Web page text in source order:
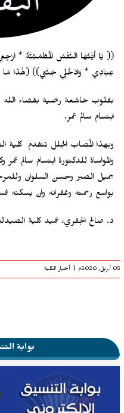
(( يَا أَيَّتُهَا النَّفْسُ الْمُطْمَئِنَّةُ *
عِبَادِي * وَادْخُلِي جَنَّتِي)) (هَٰذَا مَا
بقلوب خاشعة راضية بقضاء الله
ابتسام سالم عمر.
وبهذا المُصاب الجلل تتقدم كلية
والمواساة للدكتورة ابتسام سالم
جميل الصبر وحسن السلوان
بواسع رحمته وغفرانه وان يسكنه
د. صالح الجفري، عميد كلية
05 أبريل, 2020م | أخبار الكلية
بوابة